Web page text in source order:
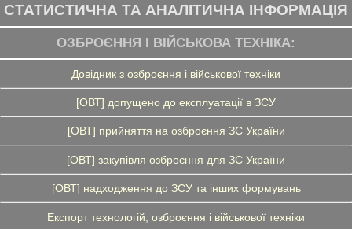
СТАТИСТИЧНА ТА АНАЛІТИЧНА ІНФОРМАЦІЯ
ОЗБРОЄННЯ І ВІЙСЬКОВА ТЕХНІКА:
Довідник з озброєння і військової техніки
[ОВТ] допущено до експлуатації в ЗСУ
[ОВТ] прийняття на озброєння ЗС України
[ОВТ] закупівля озброєння для ЗС України
[ОВТ] надходження до ЗСУ та інших формувань
Експорт технологій, озброєння і військової техніки